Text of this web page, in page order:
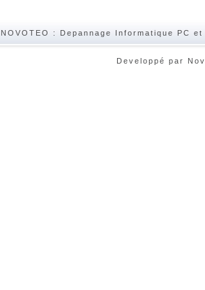
NOVOTEO : Depannage Informatique PC
Developpé par